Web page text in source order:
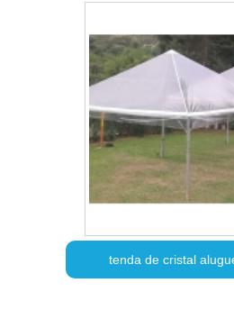
tenda de cristal